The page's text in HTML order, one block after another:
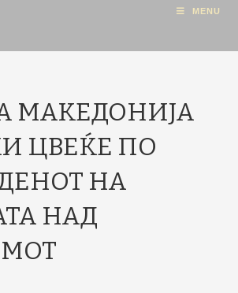
MENU
МАКЕДОНИЈА
ЦВЕЌЕ ПО
НА
НАД